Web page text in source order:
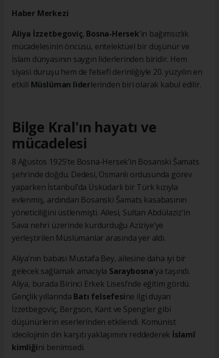
Haber Merkezi
Aliya İzzetbegoviç, Bosna-Hersek’in bağımsızlık
mücadelesinin öncüsü, entelektüel bir düşünür ve
İslam dünyasının saygın liderlerinden biridir. Hem
siyasi duruşu hem de felsefi derinliğiyle 20. yüzyılın en
etkili Müslüman liderlerinden biri olarak kabul edilir.
Bilge Kral'ın hayatı ve
mücadelesi
8 Ağustos 1925’te Bosna-Hersek’in Bosanski Šamats
şehrinde doğdu. Dedesi, Osmanlı ordusunda görev
yaparken İstanbul’da Üsküdarlı bir Türk kızıyla
evlenmiş, ardından Bosanski Šamats kasabasının
yöneticiliğini üstlenmişti. Ailesi, Sultan Abdülaziz’in
Sava nehri üzerinde kurdurduğu Aziziye’ye
yerleştirilen Müslümanlar arasında yer aldı.
Aliya’nın babası Mustafa Bey, ailesine daha iyi bir
gelecek sağlamak amacıyla Saraybosna’ya taşındı.
Aliya, burada Birinci Erkek Lisesi’nde eğitim gördü.
Gençlik yıllarında Batı felsefesine ilgi duyan
İzzetbegoviç, Bergson, Kant ve Spengler gibi
düşünürlerin eserlerinden etkilendi. Komünist
ideolojinin din karşıtı yaklaşımını reddederek İslamî
kimliğini benimsedi.